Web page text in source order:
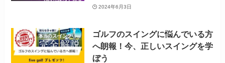
2024年6月3日
ゴルフのスイングに悩んでいる方
へ朗報！今、正しいスイングを学
ぼう